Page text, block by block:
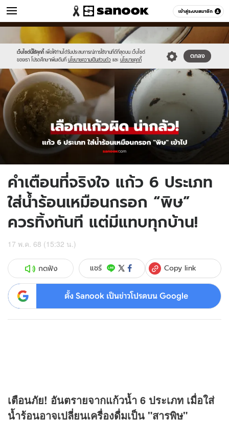
เข้าสู่ระบบสมาชิก
ข่าว หมวดอื่นๆ
เว็บไซต์นี้ใช้คุกกี้ เพื่อให้ท่านได้รับประสบการณ์การใช้งานที่ดีที่สุดบน เว็บไซต์
ของเรา โปรดศึกษาเพิ่มเติมที่ นโยบายความเป็นส่วนตัว และ นโยบายคุกกี้
ตกลง
Sanook
//s.isanook.com/sr/0/images/logo-
new-
sanook.png
600
//s.isanook.com/ns/0/ud/1958/9790526/newnew-
thumbnail1200x720(5).jpg
คำเตือนที่จริงใจ แก้ว 6 ประเภท
ใส่น้ำร้อนเหมือนกรอก “พิษ”
ควรทิ้งทันที แต่มีแทบทุกบ้าน!
17 พ.ค. 68 (15:32 น.)
กดฟัง แชร์ Copy link
ตั้ง Sanook เป็นข่าวโปรดบน Google
เตือนภัย! อันตรายจากแก้วน้ำ 6 ประเภท เมื่อใส่
น้ำร้อนอาจเปลี่ยนเครื่องดื่มเป็น "สารพิษ"